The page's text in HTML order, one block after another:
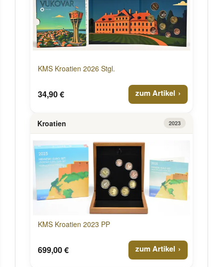
KMS Kroatien 2026 Stgl.
34,90 € zum Artikel
Kroatien 2023
KMS Kroatien 2023 PP
699,00 € zum Artikel